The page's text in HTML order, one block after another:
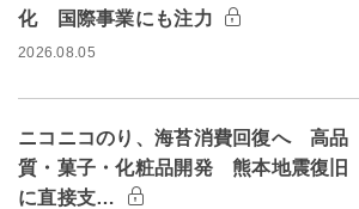
化 国際事業にも注力
2026.08.05
ニコニコのり、海苔消費回復へ 高品
質・菓子・化粧品開発 熊本地震復旧
に直接支…